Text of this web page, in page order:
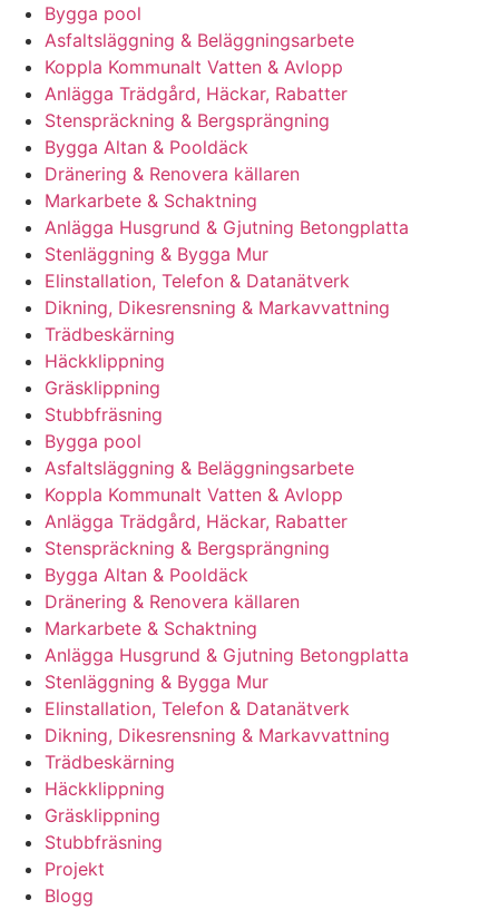
Bygga pool
Asfaltsläggning & Beläggningsarbete
Koppla Kommunalt Vatten & Avlopp
Anlägga Trädgård, Häckar, Rabatter
Stenspräckning & Bergsprängning
Bygga Altan & Pooldäck
Dränering & Renovera källaren
Markarbete & Schaktning
Anlägga Husgrund & Gjutning Betongplatta
Stenläggning & Bygga Mur
Elinstallation, Telefon & Datanätverk
Dikning, Dikesrensning & Markavvattning
Trädbeskärning
Häckklippning
Gräsklippning
Stubbfräsning
Bygga pool
Asfaltsläggning & Beläggningsarbete
Koppla Kommunalt Vatten & Avlopp
Anlägga Trädgård, Häckar, Rabatter
Stenspräckning & Bergsprängning
Bygga Altan & Pooldäck
Dränering & Renovera källaren
Markarbete & Schaktning
Anlägga Husgrund & Gjutning Betongplatta
Stenläggning & Bygga Mur
Elinstallation, Telefon & Datanätverk
Dikning, Dikesrensning & Markavvattning
Trädbeskärning
Häckklippning
Gräsklippning
Stubbfräsning
Projekt
Blogg